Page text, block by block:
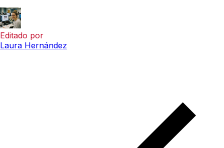
Editado por
Laura Hernández